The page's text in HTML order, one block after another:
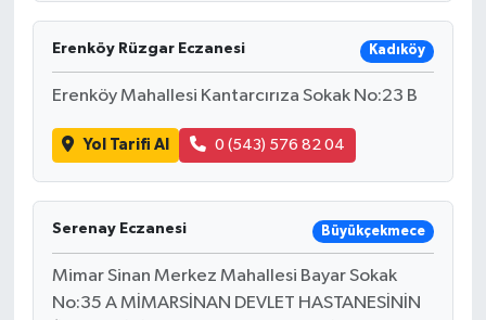
Erenköy Rüzgar Eczanesi Kadıköy
Erenköy Mahallesi Kantarcırıza Sokak No:23 B
Yol Tarifi Al 0 (543) 576 82 04
Serenay Eczanesi Büyükçekmece
Mimar Sinan Merkez Mahallesi Bayar Sokak
No:35 A MİMARSİNAN DEVLET HASTANESİNİN
SEÇİM 2014
KİM KİMDİR